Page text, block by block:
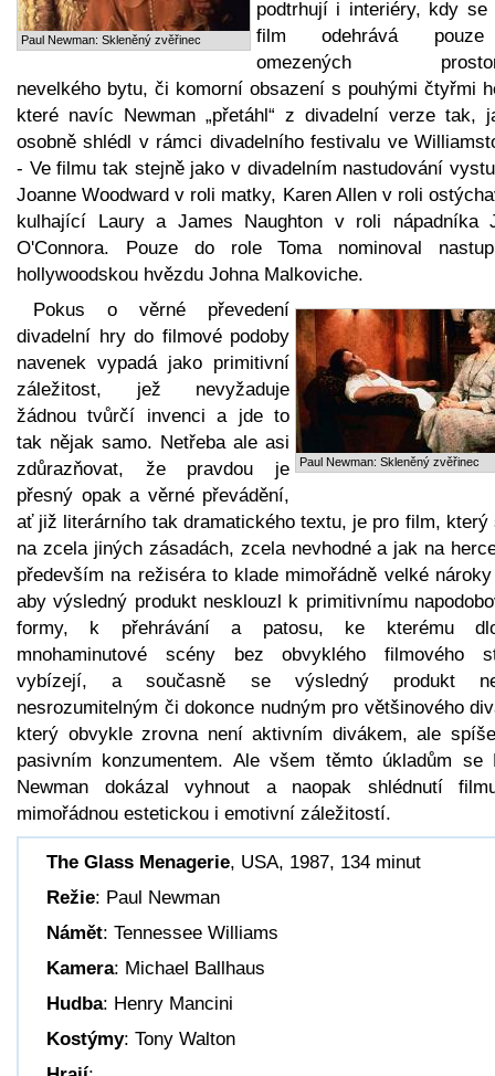
Paul Newman: Skleněný zvěřinec
podtrhují i interiéry, kdy se
film odehrává
omezených
nevelkého bytu, či komorní obsazení s pouhými čtyřmi
které navíc Newman „přetáhl“ z divadelní verze tak,
osobně shlédl v rámci divadelního festivalu ve
- Ve filmu tak stejně jako v divadelním nastudování
Joanne Woodward v roli matky, Karen Allen v roli
kulhající Laury a James Naughton v roli nápadníka
O'Connora. Pouze do role Toma nominoval
hollywoodskou hvězdu Johna Malkoviche.
Paul Newman: Skleněný zvěřinec
Pokus o věrné převedení
divadelní hry do filmové podoby
navenek vypadá jako primitivní
záležitost, jež nevyžaduje
žádnou tvůrčí invenci a jde to
tak nějak samo. Netřeba ale asi
zdůrazňovat, že pravdou je
přesný opak a věrné převádění,
ať již literárního tak dramatického textu, je pro film, který
na zcela jiných zásadách, zcela nevhodné a jak na
především na režiséra to klade mimořádně velké
aby výsledný produkt nesklouzl k primitivnímu
formy, k přehrávání a patosu, ke kterému
mnohaminutové scény bez obvyklého filmového
vybízejí, a současně se výsledný produkt
nesrozumitelným či dokonce nudným pro většinového
který obvykle zrovna není aktivním divákem, ale
pasivním konzumentem. Ale všem těmto úkladům se
Newman dokázal vyhnout a naopak shlédnutí
mimořádnou estetickou i emotivní záležitostí.
The Glass Menagerie, USA, 1987, 134 minut
Režie: Paul Newman
Námět: Tennessee Williams
Kamera: Michael Ballhaus
Hudba: Henry Mancini
Kostýmy: Tony Walton